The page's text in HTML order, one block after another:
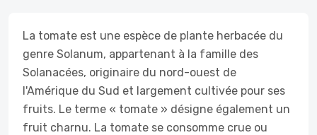
La tomate est une espèce de plante herbacée du
genre Solanum, appartenant à la famille des
Solanacées, originaire du nord-ouest de
l'Amérique du Sud et largement cultivée pour ses
fruits. Le terme « tomate » désigne également un
fruit charnu. La tomate se consomme crue ou